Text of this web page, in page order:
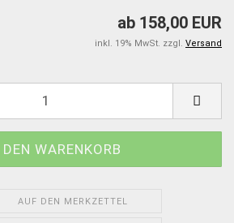
ab 158,00 EUR
inkl. 19% MwSt. zzgl. Versand
AUF DEN MERKZETTEL